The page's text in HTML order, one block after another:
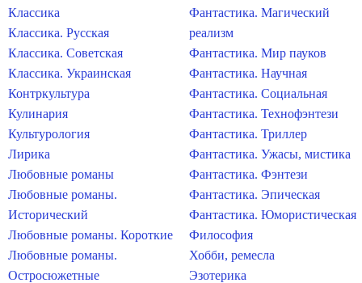
Классика
Классика. Русская
Классика. Советская
Классика. Украинская
Контркультура
Кулинария
Культурология
Лирика
Любовные романы
Любовные романы.
Исторический
Любовные романы. Короткие
Любовные романы.
Остросюжетные
Фантастика. Магический
реализм
Фантастика. Мир пауков
Фантастика. Научная
Фантастика. Социальная
Фантастика. Технофэнтези
Фантастика. Триллер
Фантастика. Ужасы, мистика
Фантастика. Фэнтези
Фантастика. Эпическая
Фантастика. Юмористическая
Философия
Хобби, ремесла
Эзотерика